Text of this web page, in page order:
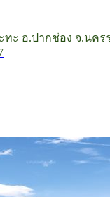
ะทะ อ.ปากช่อง จ.นค